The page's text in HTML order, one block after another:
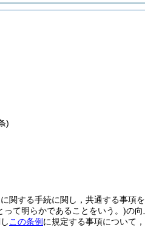
)
関する手続に関し，共通する事項
て明らかであることをいう。)の向
この条例 に規定する事項について